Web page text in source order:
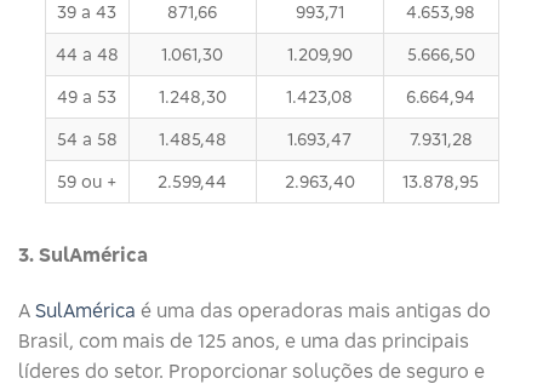
39 a 43 871,66 993,71 4.653,98
44 a 48 1.061,30 1.209,90 5.666,50
49 a 53 1.248,30 1.423,08 6.664,94
54 a 58 1.485,48 1.693,47 7.931,28
59 ou + 2.599,44 2.963,40 13.878,95
3. SulAmérica
A SulAmérica é uma das operadoras mais antigas do
Brasil, com mais de 125 anos, e uma das principais
líderes do setor. Proporcionar soluções de seguro e